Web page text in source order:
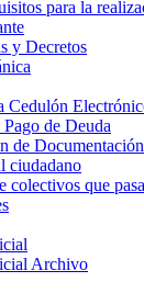
para la
y Decretos
Cedulón
de Deuda
de Documentación
ciudadano
colectivos que
Archivo